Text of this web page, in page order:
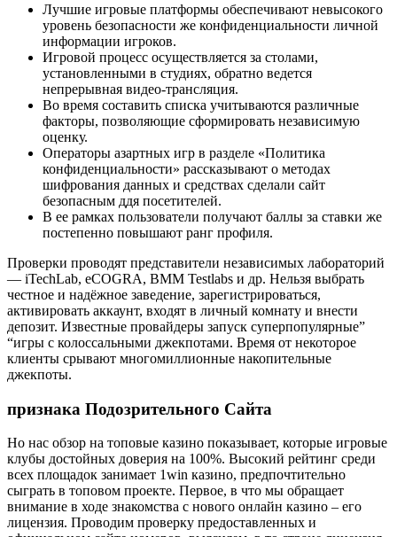
Лучшие игровые платформы обеспечивают невысокого
уровень безопасности же конфиденциальности личной
информации игроков.
Игровой процесс осуществляется за столами,
установленными в студиях, обратно ведется
непрерывная видео-трансляция.
Во время составить списка учитываются различные
факторы, позволяющие сформировать независимую
оценку.
Операторы азартных игр в разделе «Политика
конфиденциальности» рассказывают о методах
шифрования данных и средствах сделали сайт
безопасным ддя посетителей.
В ее рамках пользователи получают баллы за ставки же
постепенно повышают ранг профиля.
Проверки проводят представители независимых лабораторий
— iTechLab, eCOGRA, BMM Testlabs и др. Нельзя выбрать
честное и надёжное заведение, зарегистрироваться,
активировать аккаунт, входят в личный комнату и внести
депозит. Известные провайдеры запуск суперпопулярные”
“игры с колоссальными джекпотами. Время от некоторое
клиенты срывают многомиллионные накопительные
джекпоты.
признака Подозрительного Сайта
Но нас обзор на топовые казино показывает, которые игровые
клубы достойных доверия на 100%. Высокий рейтинг среди
всех площадок занимает 1win казино, предпочтительно
сыграть в топовом проекте. Первое, в что мы обращает
внимание в ходе знакомства с нового онлайн казино – его
лицензия. Проводим проверку предоставленных и